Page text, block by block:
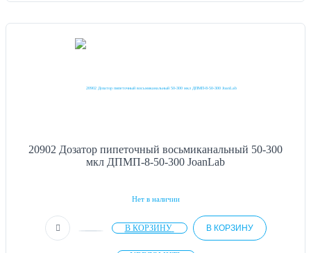
20902 Дозатор пипеточный восьмиканальный 50-300
мкл ДПМП-8-50-300 JoanLab
Нет в наличии
В КОРЗИНУ В КОРЗИНУ